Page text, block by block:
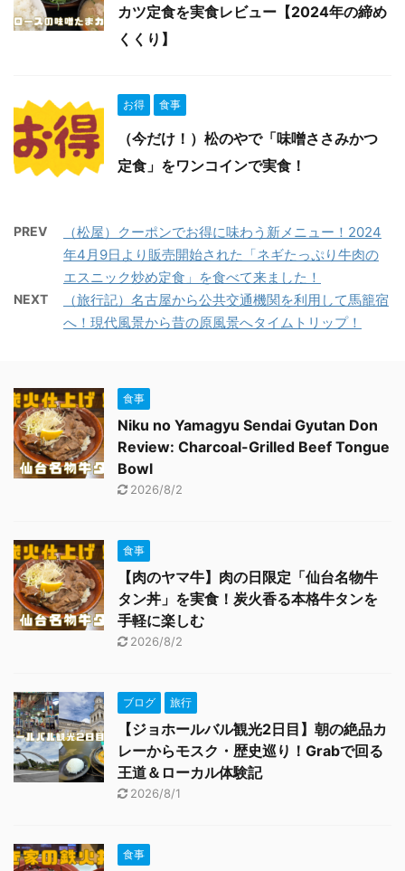
カツ定食を実食レビュー【2024年の締め
くくり】
お得 食事
（今だけ！）松のやで「味噌ささみかつ
定食」をワンコインで実食！
PREV
（松屋）クーポンでお得に味わう新メニュー！2024
年4月9日より販売開始された「ネギたっぷり牛肉の
エスニック炒め定食」を食べて来ました！
NEXT
（旅行記）名古屋から公共交通機関を利用して馬籠宿
へ！現代風景から昔の原風景へタイムトリップ！
食事
Niku no Yamagyu Sendai Gyutan Don
Review: Charcoal-Grilled Beef Tongue
Bowl
2026/8/2
食事
【肉のヤマ牛】肉の日限定「仙台名物牛
タン丼」を実食！炭火香る本格牛タンを
手軽に楽しむ
2026/8/2
ブログ 旅行
【ジョホールバル観光2日目】朝の絶品カ
レーからモスク・歴史巡り！Grabで回る
王道＆ローカル体験記
2026/8/1
食事